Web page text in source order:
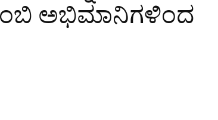
ಅಭಿಮಾನಿಗಳಿಂದ